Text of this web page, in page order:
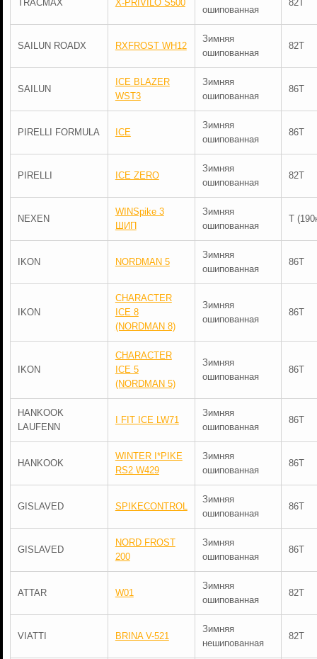
TRACMAX X-PRIVILO S500
ошипованная
82T
SAILUN ROADX RXFROST WH12
Зимняя
ошипованная
82T
SAILUN
ICE BLAZER
WST3
Зимняя
ошипованная
86T
PIRELLI FORMULA ICE
Зимняя
ошипованная
86T
PIRELLI ICE ZERO
Зимняя
ошипованная
82T
NEXEN
WINSpike 3
ШИП
Зимняя
ошипованная
T
IKON NORDMAN 5
Зимняя
ошипованная
86T
IKON
CHARACTER
ICE 8
(NORDMAN 8)
Зимняя
ошипованная
86T
IKON
CHARACTER
ICE 5
(NORDMAN 5)
Зимняя
ошипованная
86T
HANKOOK
LAUFENN
I FIT ICE LW71
Зимняя
ошипованная
86T
HANKOOK
WINTER I*PIKE
RS2 W429
Зимняя
ошипованная
86T
GISLAVED SPIKECONTROL
Зимняя
ошипованная
86T
GISLAVED
NORD FROST
200
Зимняя
ошипованная
86T
ATTAR W01
Зимняя
ошипованная
82T
VIATTI BRINA V-521
Зимняя
нешипованная
82T